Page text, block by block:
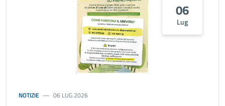
06
Lug
NOTIZIE 06 LUG 2026